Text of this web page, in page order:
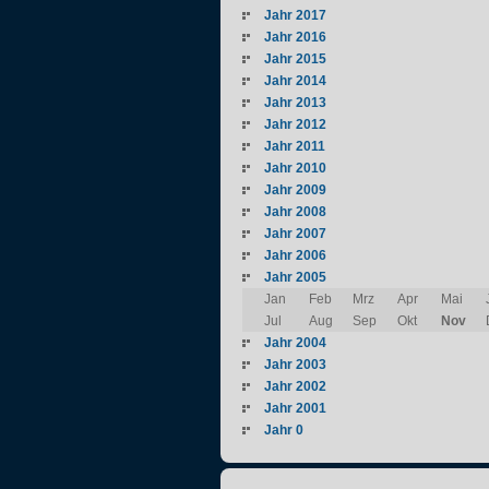
Jahr 2017
Jahr 2016
Jahr 2015
Jahr 2014
Jahr 2013
Jahr 2012
Jahr 2011
Jahr 2010
Jahr 2009
Jahr 2008
Jahr 2007
Jahr 2006
Jahr 2005
Jan
Feb Mrz Apr Mai
Jul
Aug Sep Okt Nov
Jahr 2004
Jahr 2003
Jahr 2002
Jahr 2001
Jahr 0